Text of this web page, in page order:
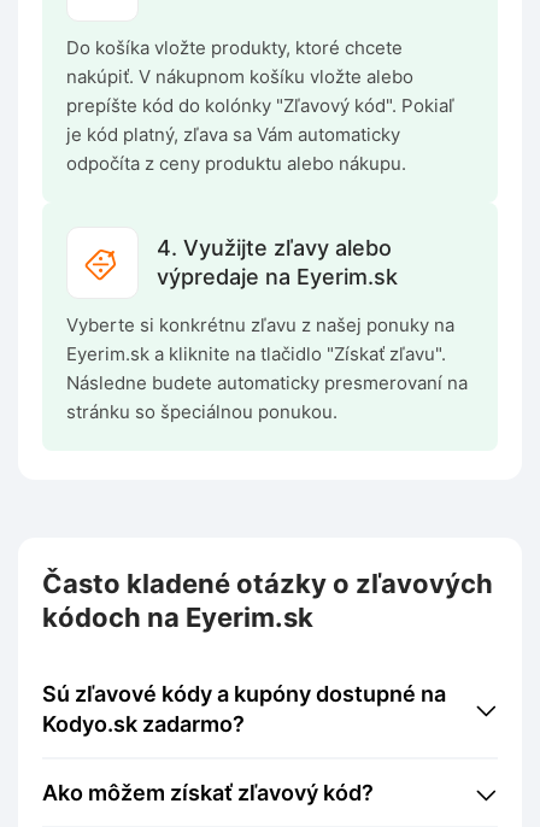
Do košíka vložte produkty, ktoré chcete
nakúpiť. V nákupnom košíku vložte alebo
prepíšte kód do kolónky "Zľavový kód". Pokiaľ
je kód platný, zľava sa Vám automaticky
odpočíta z ceny produktu alebo nákupu.
4. Využijte zľavy alebo
výpredaje na Eyerim.sk
Vyberte si konkrétnu zľavu z našej ponuky na
Eyerim.sk a kliknite na tlačidlo "Získať zľavu".
Následne budete automaticky presmerovaní na
stránku so špeciálnou ponukou.
Často kladené otázky o zľavových
kódoch na Eyerim.sk
Sú zľavové kódy a kupóny dostupné na
Kodyo.sk zadarmo?
Ako môžem získať zľavový kód?